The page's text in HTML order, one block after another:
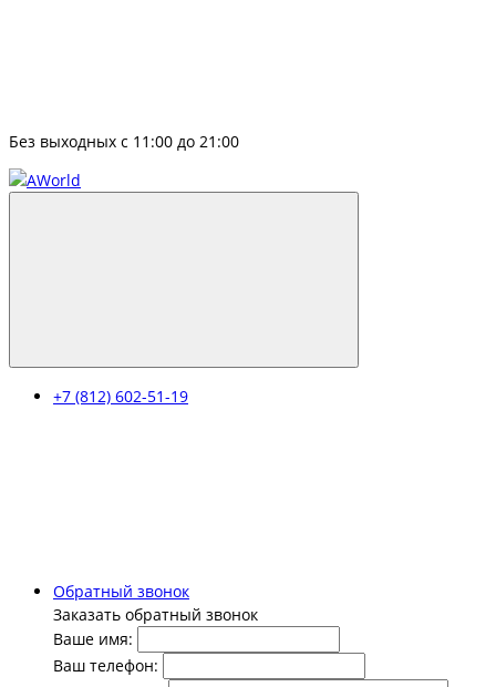
Без выходных с 11:00 до 21:00
+7 (812) 602-51-19
Обратный звонок
Заказать обратный звонок
Ваше имя:
Ваш телефон: